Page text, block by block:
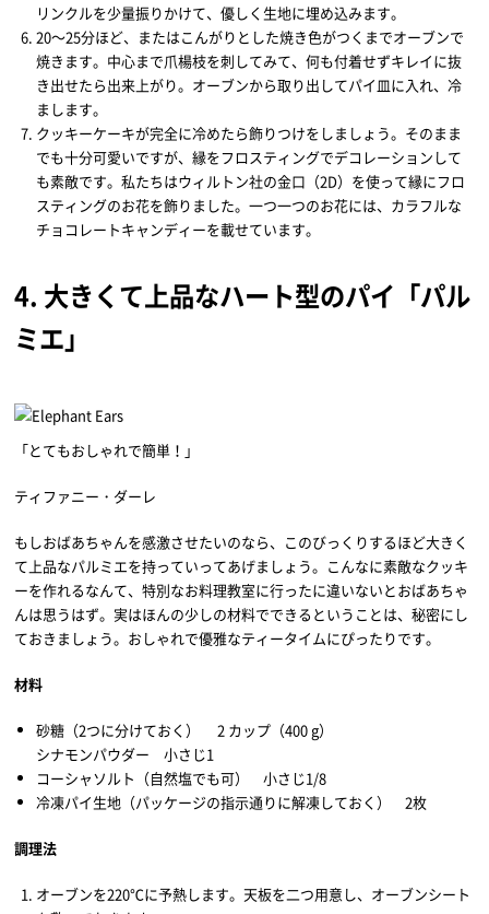
リンクルを少量振りかけて、優しく生地に埋め込みます。
20～25分ほど、またはこんがりとした焼き色がつくまでオーブンで
焼きます。中心まで爪楊枝を刺してみて、何も付着せずキレイに抜
き出せたら出来上がり。オーブンから取り出してパイ皿に入れ、冷
まします。
クッキーケーキが完全に冷めたら飾りつけをしましょう。そのまま
でも十分可愛いですが、縁をフロスティングでデコレーションして
も素敵です。私たちはウィルトン社の金口（2D）を使って縁にフロ
スティングのお花を飾りました。一つ一つのお花には、カラフルな
チョコレートキャンディーを載せています。
4. 大きくて上品なハート型のパイ「パル
ミエ」
「とてもおしゃれで簡単！」
ティファニー・ダーレ
もしおばあちゃんを感激させたいのなら、このびっくりするほど大きく
て上品なパルミエを持っていってあげましょう。こんなに素敵なクッキ
ーを作れるなんて、特別なお料理教室に行ったに違いないとおばあちゃ
んは思うはず。実はほんの少しの材料でできるということは、秘密にし
ておきましょう。おしゃれで優雅なティータイムにぴったりです。
材料
砂糖（2つに分けておく） 2 カップ（400 g）
シナモンパウダー 小さじ1
コーシャソルト（自然塩でも可） 小さじ1/8
冷凍パイ生地（パッケージの指示通りに解凍しておく） 2枚
調理法
オーブンを220℃に予熱します。天板を二つ用意し、オーブンシート